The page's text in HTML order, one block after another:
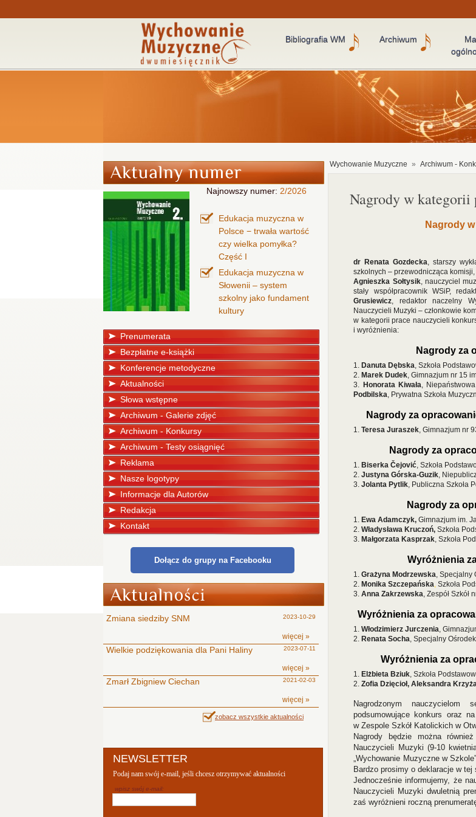
Bibliografia WM Archiwum
Najnowszy numer: 2/2026
Edukacja muzyczna w
Polsce − trwała wartość
czy wielka pomyłka?
Część I
Edukacja muzyczna w
Słowenii – system
szkolny jako fundament
kultury
Prenumerata
Bezpłatne e-książki
Konferencje metodyczne
Aktualności
Słowa wstępne
Archiwum - Galerie zdjęć
Archiwum - Konkursy
Archiwum - Testy osiągnięć
Reklama
Nasze logotypy
Informacje dla Autorów
Redakcja
Kontakt
Dołącz do grupy na Facebooku
Zmiana siedziby SNM 2023-10-29
więcej »
Wielkie podziękowania dla Pani Haliny 2023-07-11
więcej »
Zmarł Zbigniew Ciechan 2021-02-03
więcej »
zobacz wszystkie aktualności
NEWSLETTER
Podaj nam swój e-mail, jeśli chcesz otrzymywać aktualności
wpisz swój e-mail:
Wychowanie Muzyczne » Archiwum -
Nagrody w kategorii
Nagrody
dr Renata Gozdecka, starszy
szkolnych – przewodnicząca komisji,
Agnieszka Sołtysik, nauczyciel
stały współpracownik WSiP,
Grusiewicz, redaktor naczelny
Nauczycieli Muzyki – członkowie
w kategorii prace nauczycieli
i wyróżnienia:
Nagrody za
1. Danuta Dębska, Szkoła
2. Marek Dudek, Gimnazjum nr 15
3. Honorata Kiwała,
Podbilska, Prywatna Szkoła
Nagrody za
1.Teresa Juraszek, Gimnazjum nr
Nagrody za
1. BiserkaČejović, Szkoła
2.Justyna Górska-Guzik,
3. Jolanta Pytlik, Publiczna Szkoła
Nagrody za
1. Ewa Adamczyk, Gimnazjum im.
2.Władysława Kruczoń,Szkoła
3. Małgorzata Kasprzak, Szkoła
Wyróżnienia
1.Grażyna Modrzewska, Specjalny
2. Monika Szczepańska,Szkoła
3.Anna Zakrzewska, Zespół Szkół
Wyróżnienia za
1. Włodzimierz Jurczenia,
2. Renata Socha, Specjalny
Wyróżnienia za
1. Elżbieta Bziuk, Szkoła
2. Zofia Dzięcioł, Aleksandra
Nagrodzonym nauczycielom
podsumowujące konkurs oraz
w Zespole Szkół Katolickich w
Nagrody będzie można
Nauczycieli Muzyki (9-10
„Wychowanie Muzyczne w
Bardzo prosimy o deklaracje w tej
Jednocześnie informujemy, że
Nauczycieli Muzyki dwuletnią
zaś wyróżnieni roczną